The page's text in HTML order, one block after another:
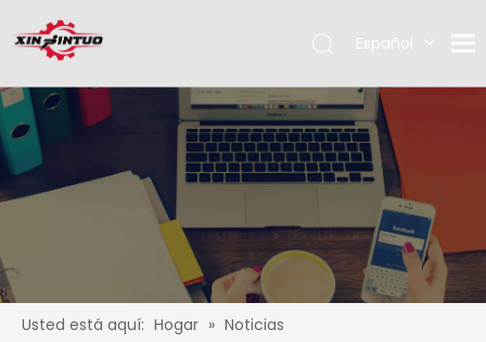
Español
Pусский
Usted está aquí: Hogar » Noticias